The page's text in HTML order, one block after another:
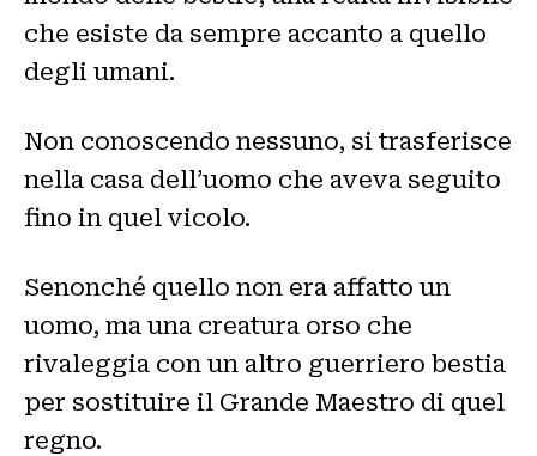
che esiste da sempre accanto a quello
degli umani.
Non conoscendo nessuno, si trasferisce
nella casa dell’uomo che aveva seguito
fino in quel vicolo.
Senonché quello non era affatto un
uomo, ma una creatura orso che
rivaleggia con un altro guerriero bestia
per sostituire il Grande Maestro di quel
regno.